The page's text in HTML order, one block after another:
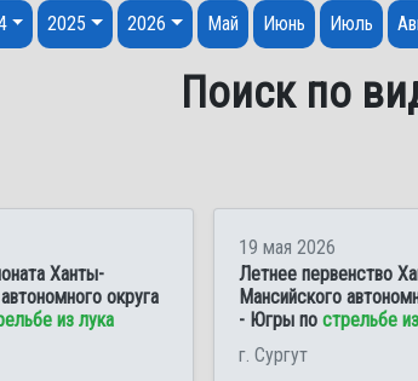
2025 2026 Май Июнь Июль
Поиск по
Ханты-
округа
из лука
19 мая 2026
Летнее первенство
Мансийского
- Югры по стрельбе
г. Сургут